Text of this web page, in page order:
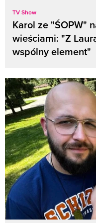
TV Show
Karol ze "ŚOPW"
wieściami: "Z
wspólny element"